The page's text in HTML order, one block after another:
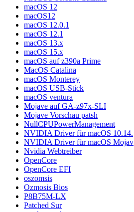
macOS 12
macOS12
macOS 12.0.1
macOS 12.1
macOS 13.x
macOS 15.x
macOS auf z390a Prime
MacOS Catalina
macOS Monterey
macOS USB-Stick
macOS ventura
Mojave auf GA-z97x-SLI
Mojave Vorschau patsh
NullCPUPowerManagement
NVIDIA Driver für macOS 10.14.
NVIDIA Driver für macOS Mojav
Nvidia Webtreiber
OpenCore
OpenCore EFI
oszomsis
Ozmosis Bios
P8B75M-LX
Patched Sur